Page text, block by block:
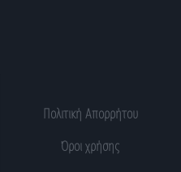
Πολιτική Απορρήτου
Όροι χρήσης